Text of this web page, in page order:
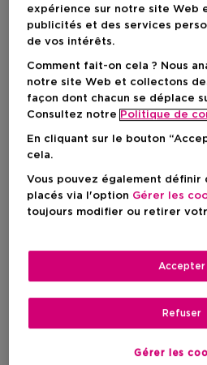
Choisissez votre
75 ML
75 ML
27,50 €
Livraison à domicile
expérience sur notre site Web
publicités et des services
de vos intérêts.
Comment fait-on cela ? Nous
notre site Web et collectons
façon dont chacun se déplace
Consultez notre Politique de
En cliquant sur le bouton
cela.
Vous pouvez également définir
placés via l'option Gérer les
toujours modifier ou retirer
Gérer les
Refuser
Accepter